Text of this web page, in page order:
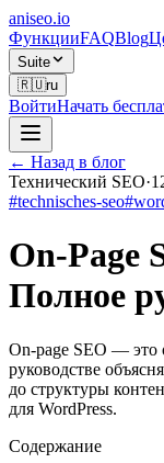
aniseo.io
ФункцииFAQBlog
Suite
🇷🇺ru
ВойтиНачать
← Назад в блог
Технический SEO·
#technisches-seo#
On-Page
Полное
On-page SEO — это
руководстве
до структуры
для WordPress.
Содержание